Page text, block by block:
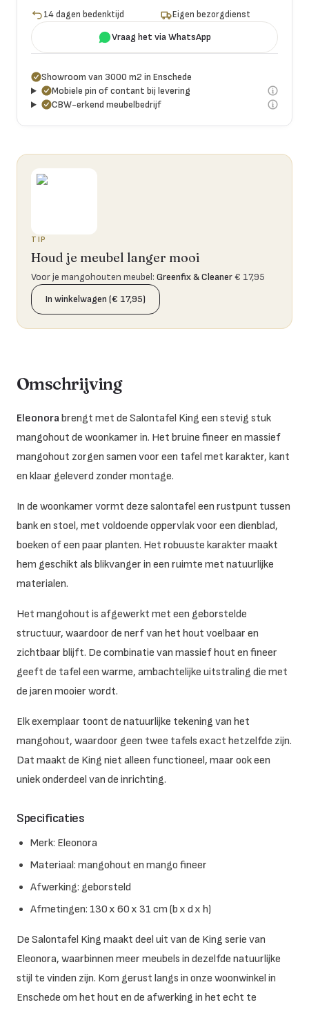
14 dagen bedenktijd
Eigen bezorgdienst
Vraag het via WhatsApp
Showroom van 3000 m2 in Enschede
Mobiele pin of contant bij levering
CBW-erkend meubelbedrijf
TIP
Houd je meubel langer mooi
Voor je mangohouten meubel: Greenfix & Cleaner€ 17,95
In winkelwagen (€ 17,95)
Omschrijving
Eleonora brengt met de Salontafel King een stevig stuk
mangohout de woonkamer in. Het bruine fineer en massief
mangohout zorgen samen voor een tafel met karakter, kant
en klaar geleverd zonder montage.
In de woonkamer vormt deze salontafel een rustpunt tussen
bank en stoel, met voldoende oppervlak voor een dienblad,
boeken of een paar planten. Het robuuste karakter maakt
hem geschikt als blikvanger in een ruimte met natuurlijke
materialen.
Het mangohout is afgewerkt met een geborstelde
structuur, waardoor de nerf van het hout voelbaar en
zichtbaar blijft. De combinatie van massief hout en fineer
geeft de tafel een warme, ambachtelijke uitstraling die met
de jaren mooier wordt.
Elk exemplaar toont de natuurlijke tekening van het
mangohout, waardoor geen twee tafels exact hetzelfde zijn.
Dat maakt de King niet alleen functioneel, maar ook een
uniek onderdeel van de inrichting.
Specificaties
Merk: Eleonora
Materiaal: mangohout en mango fineer
Afwerking: geborsteld
Afmetingen: 130 x 60 x 31 cm (b x d x h)
De Salontafel King maakt deel uit van de King serie van
Eleonora, waarbinnen meer meubels in dezelfde natuurlijke
stijl te vinden zijn. Kom gerust langs in onze woonwinkel in
Enschede om het hout en de afwerking in het echt te